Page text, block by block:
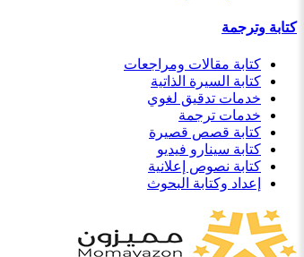
كتابة وترجمة
كتابة مقالات ومراجعات
كتابة السيرة الذاتية
خدمات تدقيق لغوي
خدمات ترجمة
كتابة قصص قصيرة
كتابة سينارو فيديو
كتابة نصوص إعلانية
إعداد وكتابة البحوث